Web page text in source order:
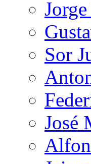
Sor
José